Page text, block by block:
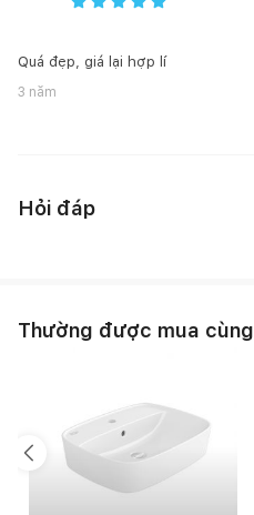
Bản vẽ kỹ thuật
Quá đẹp, giá lại hợp lí
3 năm
Hỏi đáp
Thường được mua cùng